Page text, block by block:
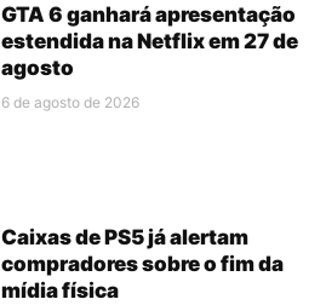
GTA 6 ganhará apresentação
estendida na Netflix em 27 de
agosto
6 de agosto de 2026
Caixas de PS5 já alertam
compradores sobre o fim da
mídia física